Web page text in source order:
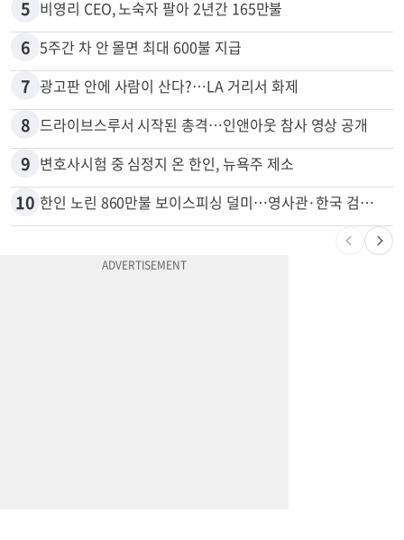
4
5 비영리 CEO, 노숙자 팔아 2년간 165만불
6 5주간 차 안 몰면 최대 600불 지급
7 광고판 안에 사람이 산다?…LA 거리서 화제
8 드라이브스루서 시작된 총격…인앤아웃 참사 영상 공개
9 변호사시험 중 심정지 온 한인, 뉴욕주 제소
한인 노린 860만불 보이스피싱 덜미…영사관·한국 검찰 사칭